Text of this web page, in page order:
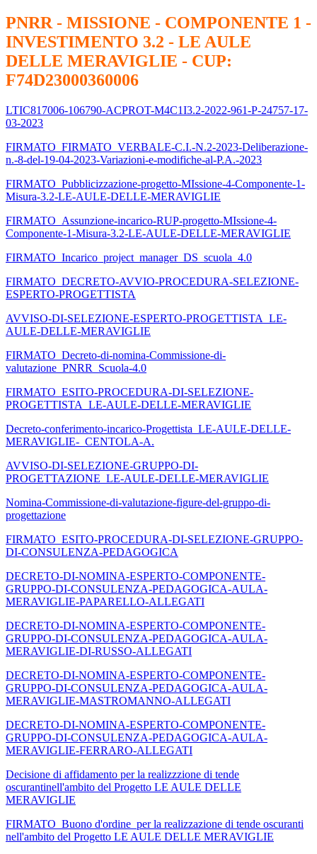
PNRR - MISSIONE - COMPONENTE 1 -
INVESTIMENTO 3.2 - LE AULE
DELLE MERAVIGLIE - CUP:
F74D23000360006
LTIC817006-106790-ACPROT-M4C1I3.2-2022-961-P-24757-17-
03-2023
FIRMATO_FIRMATO_VERBALE-C.I.-N.2-2023-Deliberazione-
n.-8-del-19-04-2023-Variazioni-e-modifiche-al-P.A.-2023
FIRMATO_Pubblicizzazione-progetto-MIssione-4-Componente-1-
Misura-3.2-LE-AULE-DELLE-MERAVIGLIE
FIRMATO_Assunzione-incarico-RUP-progetto-MIssione-4-
Componente-1-Misura-3.2-LE-AULE-DELLE-MERAVIGLIE
FIRMATO_Incarico_project_manager_DS_scuola_4.0
FIRMATO_DECRETO-AVVIO-PROCEDURA-SELEZIONE-
ESPERTO-PROGETTISTA
AVVISO-DI-SELEZIONE-ESPERTO-PROGETTISTA_LE-
AULE-DELLE-MERAVIGLIE
FIRMATO_Decreto-di-nomina-Commissione-di-
valutazione_PNRR_Scuola-4.0
FIRMATO_ESITO-PROCEDURA-DI-SELEZIONE-
PROGETTISTA_LE-AULE-DELLE-MERAVIGLIE
Decreto-conferimento-incarico-Progettista_LE-AULE-DELLE-
MERAVIGLIE-_CENTOLA-A.
AVVISO-DI-SELEZIONE-GRUPPO-DI-
PROGETTAZIONE_LE-AULE-DELLE-MERAVIGLIE
Nomina-Commissione-di-valutazione-figure-del-gruppo-di-
progettazione
FIRMATO_ESITO-PROCEDURA-DI-SELEZIONE-GRUPPO-
DI-CONSULENZA-PEDAGOGICA
DECRETO-DI-NOMINA-ESPERTO-COMPONENTE-
GRUPPO-DI-CONSULENZA-PEDAGOGICA-AULA-
MERAVIGLIE-PAPARELLO-ALLEGATI
DECRETO-DI-NOMINA-ESPERTO-COMPONENTE-
GRUPPO-DI-CONSULENZA-PEDAGOGICA-AULA-
MERAVIGLIE-DI-RUSSO-ALLEGATI
DECRETO-DI-NOMINA-ESPERTO-COMPONENTE-
GRUPPO-DI-CONSULENZA-PEDAGOGICA-AULA-
MERAVIGLIE-MASTROMANNO-ALLEGATI
DECRETO-DI-NOMINA-ESPERTO-COMPONENTE-
GRUPPO-DI-CONSULENZA-PEDAGOGICA-AULA-
MERAVIGLIE-FERRARO-ALLEGATI
Decisione di affidamento per la realizzzione di tende
oscurantinell'ambito del Progetto LE AULE DELLE
MERAVIGLIE
FIRMATO_Buono d'ordine per la realizzazione di tende oscuranti
nell'ambito del Progetto LE AULE DELLE MERAVIGLIE